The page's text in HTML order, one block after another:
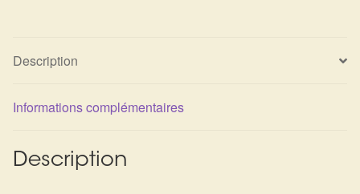
Panier
Description
Informations complémentaires
Description